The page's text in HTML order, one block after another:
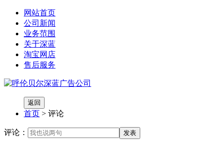
网站首页
公司新闻
业务范围
关于深蓝
淘宝网店
售后服务
返回
首页 > 评论
评论： 发表